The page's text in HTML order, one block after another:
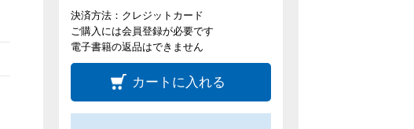
決済方法：クレジットカード
ご購入には会員登録が必要です
電子書籍の返品はできません
カートに入れる